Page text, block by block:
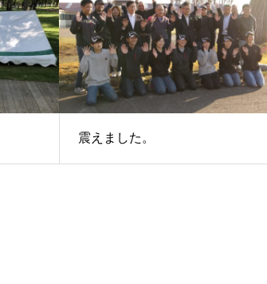
震えました。